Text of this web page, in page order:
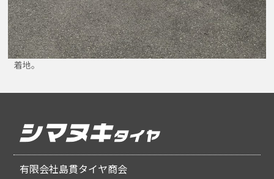
着地。
有限会社島貫タイヤ商会